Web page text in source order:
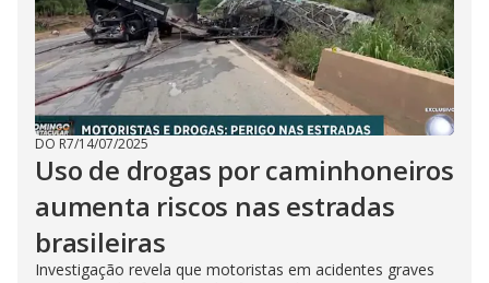
DO R7/14/07/2025
Uso de drogas por caminhoneiros
aumenta riscos nas estradas
brasileiras
Investigação revela que motoristas em acidentes graves